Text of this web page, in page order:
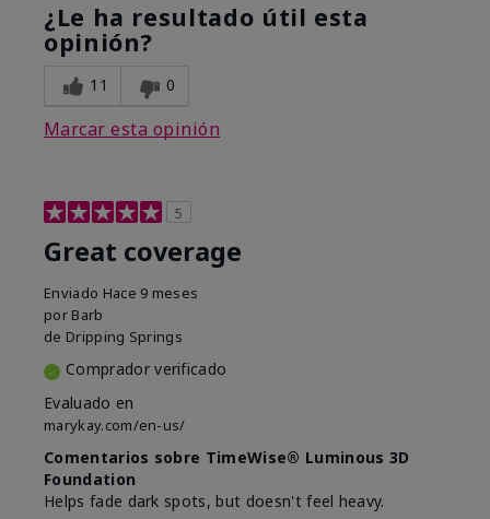
¿Le ha resultado útil esta
opinión?
11 0
Marcar esta opinión
5
Great coverage
Enviado Hace 9 meses
por Barb
de Dripping Springs
Comprador verificado
Evaluado en
marykay.com/en-us/
Comentarios sobre TimeWise® Luminous 3D
Foundation
Helps fade dark spots, but doesn't feel heavy.